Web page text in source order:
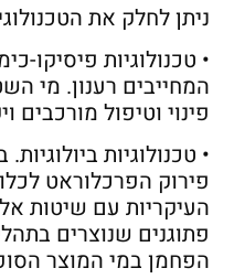
ניתן לחלק את הטכנולוגיות
• טכנולוגיות פיסיקו-
המחייבים רענון. מי
פינוי וטיפול מורכבים
• טכנולוגיות
פירוק הפרכלוראט
העיקריות עם שיטות
פתוגנים שנוצרים
הפחמן במי המוצר